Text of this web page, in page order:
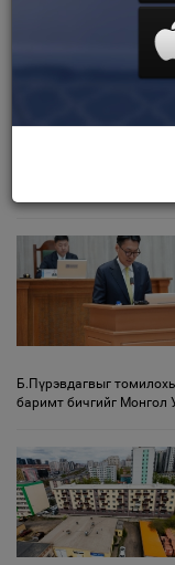
үерийн хариу арга
Б.Пүрэвдагвыг
баримт бичгийг Монгол